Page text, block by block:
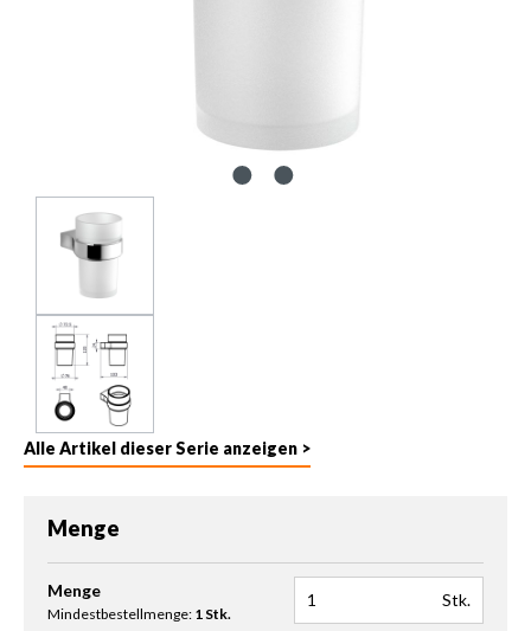
Alle Artikel dieser Serie anzeigen >
Menge
Produkt Anzahl: Gib den gewünschten Wert ein oder benutze
Menge
Mindestbestellmenge: 1 Stk.
Stk.